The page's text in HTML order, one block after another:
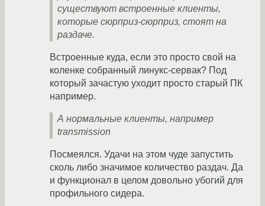
существуют встроенные клиенты,
которые сюрприз-сюрприз, стоят на
раздаче.
Встроенные куда, если это просто свой на
коленке собранный линукс-сервак? Под
который зачастую уходит просто старый ПК
например.
А нормальные клиенты, например
transmission
Посмеялся. Удачи на этом чуде запустить
сколь либо значимое количество раздач. Да
и функционал в целом довольно убогий для
профильного сидера.